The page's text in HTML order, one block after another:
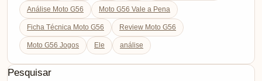
Análise Moto G56 Moto G56 Vale a Pena
Ficha Técnica Moto G56 Review Moto G56
Moto G56 Jogos Ele análise
Pesquisar